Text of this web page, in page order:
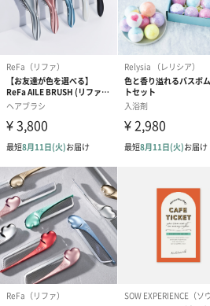
結婚祝いちょい足しギフト
結婚祝いギフトへの＋αにおすすめで
ションをご用意いたしました。
商品と同梱してお届けいたします。
ブライダルロリポップ
ドレス（いちご味)
（1,122円）
ブライダル
タキシード
（1,122円）